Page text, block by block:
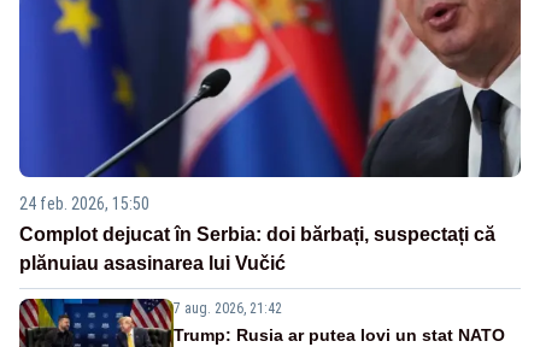
24 feb. 2026, 15:50
Complot dejucat în Serbia: doi bărbați, suspectați că
plănuiau asasinarea lui Vučić
7 aug. 2026, 21:42
Trump: Rusia ar putea lovi un stat NATO